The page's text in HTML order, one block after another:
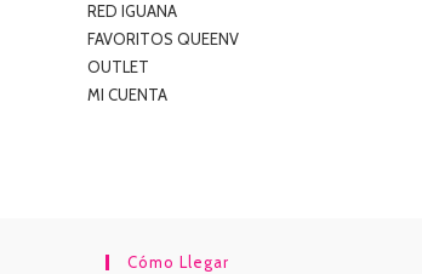
RED IGUANA
FAVORITOS QUEENV
OUTLET
MI CUENTA
Cómo Llegar